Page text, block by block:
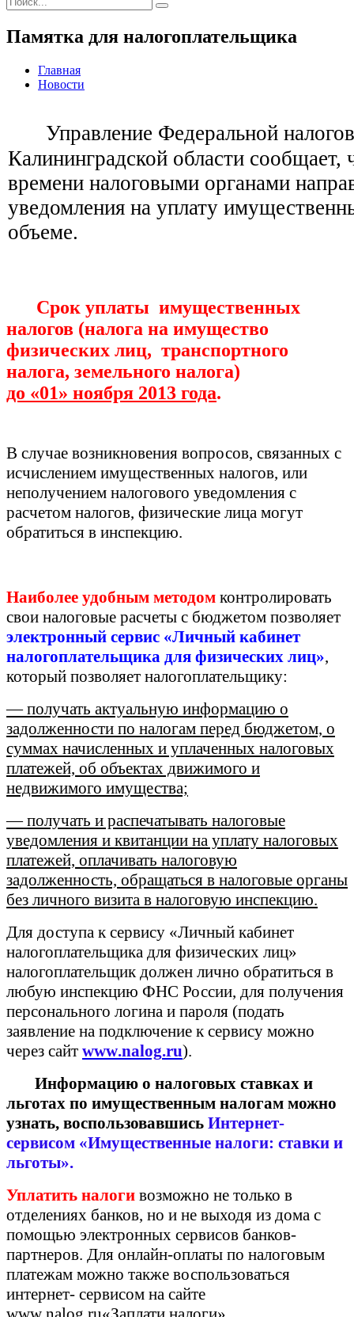
Памятка для налогоплательщика
Главная
Новости
Управление Федеральной
Калининградской области сообщает,
времени налоговыми органами
уведомления на уплату
объеме.
Срок уплаты имущественных
налогов (налога на имущество
физических лиц, транспортного
налога, земельного налога)
до «01» ноября 2013 года.
В случае возникновения вопросов, связанных с
исчислением имущественных налогов, или
неполучением налогового уведомления с
расчетом налогов, физические лица могут
обратиться в инспекцию.
Наиболее удобным методом контролировать
свои налоговые расчеты с бюджетом позволяет
электронный сервис «Личный кабинет
налогоплательщика для физических лиц»,
который позволяет налогоплательщику:
— получать актуальную информацию о
задолженности по налогам перед бюджетом, о
суммах начисленных и уплаченных налоговых
платежей, об объектах движимого и
недвижимого имущества;
— получать и распечатывать налоговые
уведомления и квитанции на уплату налоговых
платежей, оплачивать налоговую
задолженность, обращаться в налоговые органы
без личного визита в налоговую инспекцию.
Для доступа к сервису «Личный кабинет
налогоплательщика для физических лиц»
налогоплательщик должен лично обратиться в
любую инспекцию ФНС России, для получения
персонального логина и пароля (подать
заявление на подключение к сервису можно
через сайт www.nalog.ru).
Информацию о налоговых ставках и
льготах по имущественным налогам можно
узнать, воспользовавшись Интернет-
сервисом «Имущественные налоги: ставки и
льготы».
Уплатить налоги возможно не только в
отделениях банков, но и не выходя из дома с
помощью электронных сервисов банков-
партнеров. Для онлайн-оплаты по налоговым
платежам можно также воспользоваться
интернет- сервисом на сайте